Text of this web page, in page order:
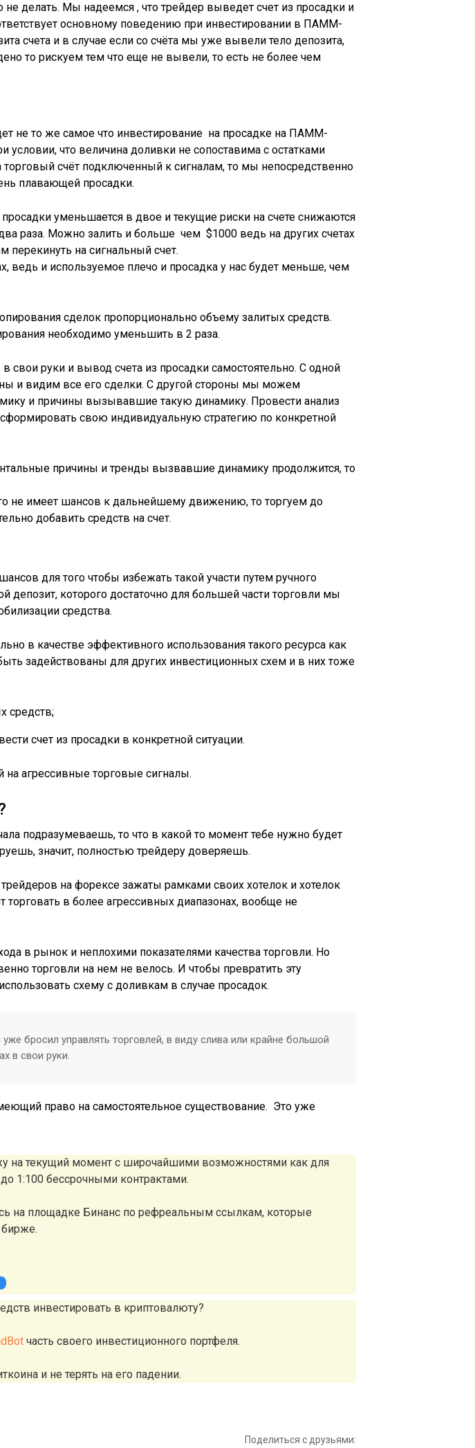
делать. Мы надеемся , что трейдер выведет счет из просадки и
основному поведению при инвестировании в ПАММ-
счета и в случае если со счёта мы уже вывели тело депозита,
то рискуем тем что еще не вывели, то есть не более чем
не то же самое что инвестирование на просадке на ПАММ-
что величина доливки не сопоставима с остатками
счёт подключенный к сигналам, то мы непосредственно
плавающей просадки.
уменьшается в двое и текущие риски на счете снижаются
раза. Можно залить и больше чем $1000 ведь на других счетах
на сигнальный счет.
ведь и используемое плечо и просадка у нас будет меньше, чем
сделок пропорционально объему залитых средств.
необходимо уменьшить в 2 раза.
свои руки и вывод счета из просадки самостоятельно. С одной
и видим все его сделки. С другой стороны мы можем
и причины вызывавшие такую динамику. Провести анализ
свою индивидуальную стратегию по конкретной
причины и тренды вызвавшие динамику продолжится, то
не имеет шансов к дальнейшему движению, то торгуем до
добавить средств на счет.
для того чтобы избежать такой участи путем ручного
которого достаточно для большей части торговли мы
средства.
в качестве эффективного использования такого ресурса как
задействованы для других инвестиционных схем и в них тоже
средств;
счет из просадки в конкретной ситуации.
на агрессивные торговые сигналы.
подразумеваешь, то что в какой то момент тебе нужно будет
значит, полностью трейдеру доверяешь.
на форексе зажаты рамками своих хотелок и хотелок
торговать в более агрессивных диапазонах, вообще не
в рынок и неплохими показателями качества торговли. Но
торговли на нем не велось. И чтобы превратить эту
схему с доливкам в случае просадок.
бросил управлять торговлей, в виду слива или крайне большой
в свои руки.
право на самостоятельное существование. Это уже
текущий момент с широчайшими возможностями как для
1:100 бессрочными контрактами.
на площадке Бинанс по рефреальным ссылкам, которые
бирже.
инвестировать в криптовалюту?
часть своего инвестиционного портфеля.
и не терять на его падении.
Поделиться с друзьями: